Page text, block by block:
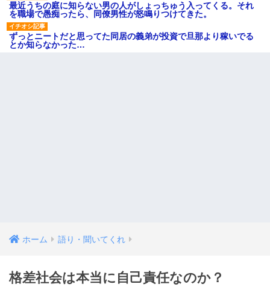
最近うちの庭に知らない男の人がしょっちゅう入ってくる。それ
を職場で愚痴ったら、同僚男性が怒鳴りつけてきた。
ずっとニートだと思ってた同居の義弟が投資で旦那より稼いでる
とか知らなかった…
ホーム 語り・聞いてくれ
格差社会は本当に自己責任なのか？